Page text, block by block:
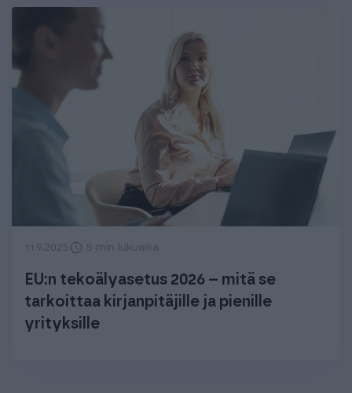
11.9.2025 5 min lukuaika
EU:n tekoälyasetus 2026 – mitä se
tarkoittaa kirjanpitäjille ja pienille
yrityksille